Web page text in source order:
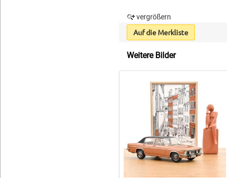
vergrößern
Auf die Merkliste
Weitere Bilder